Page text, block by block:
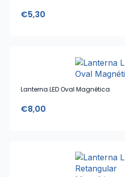
€5,30
Lanterna LED Oval Magnética
€8,00